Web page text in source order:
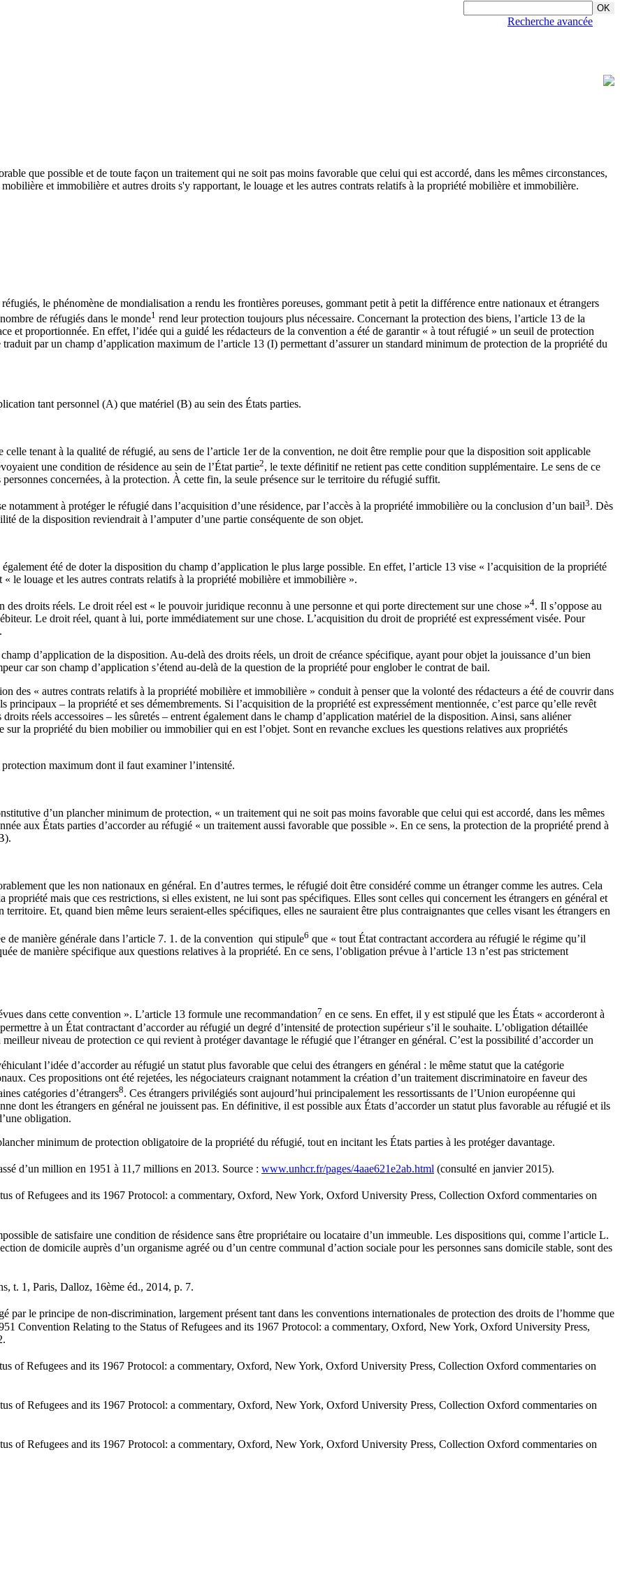
Recherche avancée
que possible et de toute façon un traitement qui ne soit pas moins favorable que celui qui est accordé, dans les mêmes circonstances,
et immobilière et autres droits s'y rapportant, le louage et les autres contrats relatifs à la propriété mobilière et immobilière.
le phénomène de mondialisation a rendu les frontières poreuses, gommant petit à petit la différence entre nationaux et étrangers
de réfugiés dans le monde1 rend leur protection toujours plus nécessaire. Concernant la protection des biens, l’article 13 de la
et proportionnée. En effet, l’idée qui a guidé les rédacteurs de la convention a été de garantir « à tout réfugié » un seuil de protection
par un champ d’application maximum de l’article 13 (I) permettant d’assurer un standard minimum de protection de la propriété du
tant personnel (A) que matériel (B) au sein des États parties.
tenant à la qualité de réfugié, au sens de l’article 1er de la convention, ne doit être remplie pour que la disposition soit applicable
une condition de résidence au sein de l’État partie2, le texte définitif ne retient pas cette condition supplémentaire. Le sens de ce
concernées, à la protection. À cette fin, la seule présence sur le territoire du réfugié suffit.
à protéger le réfugié dans l’acquisition d’une résidence, par l’accès à la propriété immobilière ou la conclusion d’un bail3. Dès
de la disposition reviendrait à l’amputer d’une partie conséquente de son objet.
été de doter la disposition du champ d’application le plus large possible. En effet, l’article 13 vise « l’acquisition de la propriété
le louage et les autres contrats relatifs à la propriété mobilière et immobilière ».
droits réels. Le droit réel est « le pouvoir juridique reconnu à une personne et qui porte directement sur une chose »4. Il s’oppose au
Le droit réel, quant à lui, porte immédiatement sur une chose. L’acquisition du droit de propriété est expressément visée. Pour
d’application de la disposition. Au-delà des droits réels, un droit de créance spécifique, ayant pour objet la jouissance d’un bien
car son champ d’application s’étend au-delà de la question de la propriété pour englober le contrat de bail.
des « autres contrats relatifs à la propriété mobilière et immobilière » conduit à penser que la volonté des rédacteurs a été de couvrir dans
– la propriété et ses démembrements. Si l’acquisition de la propriété est expressément mentionnée, c’est parce qu’elle revêt
réels accessoires – les sûretés – entrent également dans le champ d’application matériel de la disposition. Ainsi, sans aliéner
la propriété du bien mobilier ou immobilier qui en est l’objet. Sont en revanche exclues les questions relatives aux propriétés
maximum dont il faut examiner l’intensité.
d’un plancher minimum de protection, « un traitement qui ne soit pas moins favorable que celui qui est accordé, dans les mêmes
aux États parties d’accorder au réfugié « un traitement aussi favorable que possible ». En ce sens, la protection de la propriété prend à
que les non nationaux en général. En d’autres termes, le réfugié doit être considéré comme un étranger comme les autres. Cela
mais que ces restrictions, si elles existent, ne lui sont pas spécifiques. Elles sont celles qui concernent les étrangers en général et
Et, quand bien même leurs seraient-elles spécifiques, elles ne sauraient être plus contraignantes que celles visant les étrangers en
de manière générale dans l’article 7. 1. de la convention qui stipule6 que « tout État contractant accordera au réfugié le régime qu’il
de manière spécifique aux questions relatives à la propriété. En ce sens, l’obligation prévue à l’article 13 n’est pas strictement
dans cette convention ». L’article 13 formule une recommandation7 en ce sens. En effet, il y est stipulé que les États « accorderont à
à un État contractant d’accorder au réfugié un degré d’intensité de protection supérieur s’il le souhaite. L’obligation détaillée
niveau de protection ce qui revient à protéger davantage le réfugié que l’étranger en général. C’est la possibilité d’accorder un
l’idée d’accorder au réfugié un statut plus favorable que celui des étrangers en général : le même statut que la catégorie
Ces propositions ont été rejetées, les négociateurs craignant notamment la création d’un traitement discriminatoire en faveur des
catégories d’étrangers8. Ces étrangers privilégiés sont aujourd’hui principalement les ressortissants de l’Union européenne qui
dont les étrangers en général ne jouissent pas. En définitive, il est possible aux États d’accorder un statut plus favorable au réfugié et ils
obligation.
minimum de protection obligatoire de la propriété du réfugié, tout en incitant les États parties à les protéger davantage.
d’un million en 1951 à 11,7 millions en 2013. Source : www.unhcr.fr/pages/4aae621e2ab.html (consulté en janvier 2015).
Refugees and its 1967 Protocol: a commentary, Oxford, New York, Oxford University Press, Collection Oxford commentaries on
de satisfaire une condition de résidence sans être propriétaire ou locataire d’un immeuble. Les dispositions qui, comme l’article L.
de domicile auprès d’un organisme agréé ou d’un centre communal d’action sociale pour les personnes sans domicile stable, sont des
1, Paris, Dalloz, 16ème éd., 2014, p. 7.
par le principe de non-discrimination, largement présent tant dans les conventions internationales de protection des droits de l’homme que
Convention Relating to the Status of Refugees and its 1967 Protocol: a commentary, Oxford, New York, Oxford University Press,
Refugees and its 1967 Protocol: a commentary, Oxford, New York, Oxford University Press, Collection Oxford commentaries on
of Refugees and its 1967 Protocol: a commentary, Oxford, New York, Oxford University Press, Collection Oxford commentaries on
Refugees and its 1967 Protocol: a commentary, Oxford, New York, Oxford University Press, Collection Oxford commentaries on